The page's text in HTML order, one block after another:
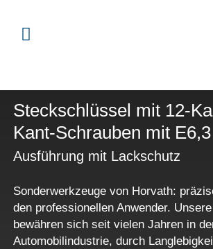
Steckschlüssel mit 12-
Kant-Schrauben mit
Ausführung mit Lackschutz
Sonderwerkzeuge von Horvath:
den professionellen Anwender.
bewähren sich seit vielen Jahren in
Automobilindustrie, durch